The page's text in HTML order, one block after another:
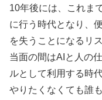
10年後には、これま
に行う時代となり、
を失うことになるリ
当面の間はAIと人の
ルとして利用する時
やりたくなくても誰